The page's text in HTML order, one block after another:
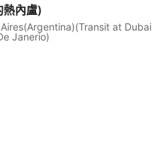
熱內盧)
at Dubai
Janerio)